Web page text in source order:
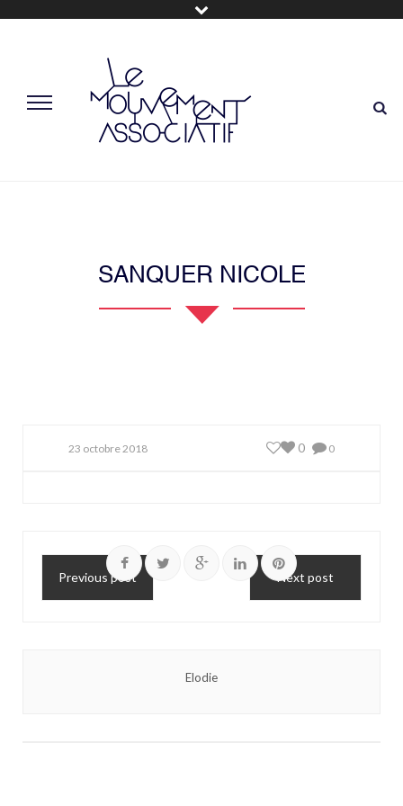
SANQUER NICOLE
23 octobre 2018 0
0
Previous post Next post
Elodie